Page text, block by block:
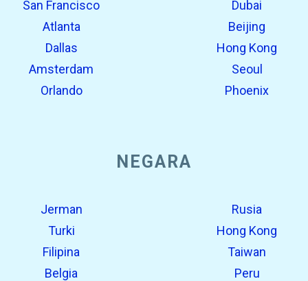
San Francisco Dubai
Atlanta Beijing
Dallas Hong Kong
Amsterdam Seoul
Orlando Phoenix
NEGARA
Jerman Rusia
Turki Hong Kong
Filipina Taiwan
Belgia Peru